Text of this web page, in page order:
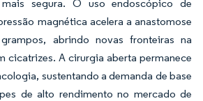
segura. O uso endoscópico de
magnética acelera a anastomose
abrindo novas fronteiras na
cicatrizes. A cirurgia aberta permanece
sustentando a demanda de base
de alto rendimento no mercado de